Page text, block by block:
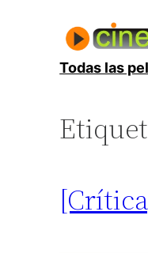
contenidoTodas las